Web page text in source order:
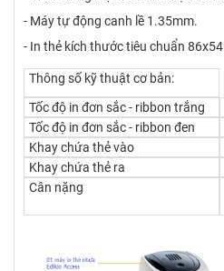
- Máy tự động canh lề 1.35mm.
- In thẻ kích thước tiêu chuẩn
Thông số kỹ thuật cơ bản:
Tốc độ in đơn sắc - ribbon trắng
Tốc độ in đơn sắc - ribbon đen
Khay chứa thẻ vào
Khay chứa thẻ ra
Cân nặng